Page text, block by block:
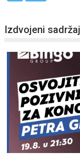
Izdvojeni sadržaj